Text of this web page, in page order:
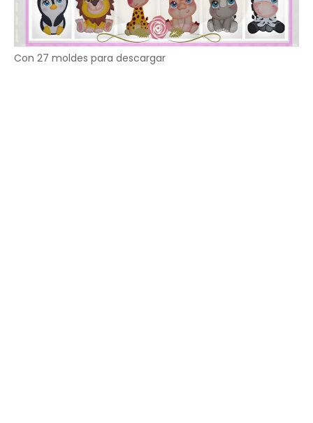
Con 27 moldes para descargar